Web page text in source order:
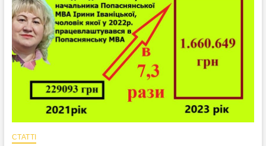
виявлення
корупції
в
Попаснянській
Сідоренка
зросли
в
5
разів
з
СТАТТІ